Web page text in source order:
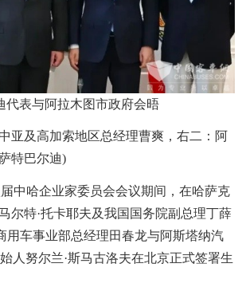
代表与阿拉木图市政府会晤
及高加索地区总经理曹爽，右二：阿
特巴尔迪)
哈企业家委员会会议期间，在哈萨克
尔特·托卡耶夫及我国国务院副总理丁薛
用车事业部总经理田春龙与阿斯塔纳汽
人努尔兰·斯马古洛夫在北京正式签署生